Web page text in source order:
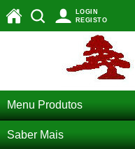
LOGIN
REGISTO
Menu Produtos
Saber Mais